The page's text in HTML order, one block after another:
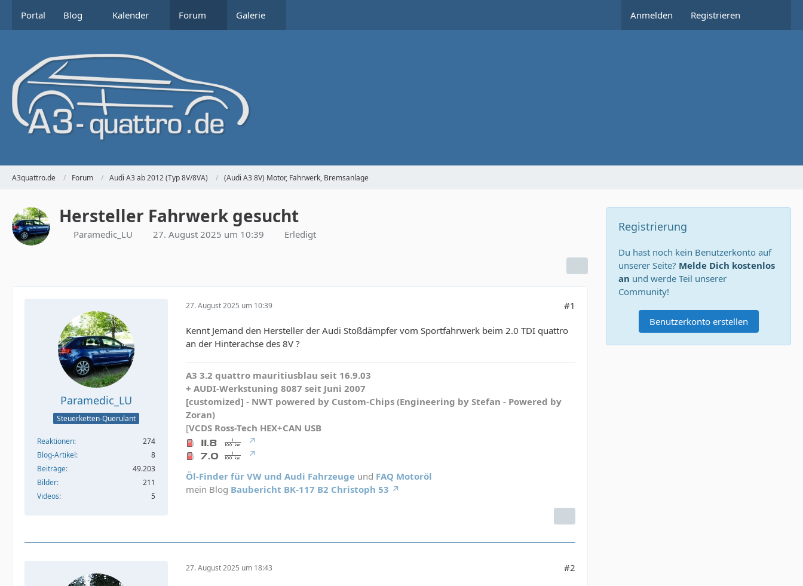
Portal Blog Kalender Forum Galerie Anmelden Registrieren
A3quattro.de Forum Audi A3 ab 2012 (Typ 8V/8VA) (Audi A3 8V) Motor, Fahrwerk, Bremsanlage
Hersteller Fahrwerk gesucht
Paramedic_LU 27. August 2025 um 10:39 Erledigt
Paramedic_LU
Steuerketten-Querulant
Reaktionen
274
Blog-Artikel
8
Beiträge
49.203
Bilder
211
Videos
5
27. August 2025 um 10:39 #1
Kennt Jemand den Hersteller der Audi Stoßdämpfer vom Sportfahrwerk beim 2.0 TDI quattro
an der Hinterachse des 8V ?
A3 3.2 quattro mauritiusblau seit 16.9.03
+ AUDI-Werkstuning 8087 seit Juni 2007
[customized] - NWT powered by Custom-Chips (Engineering by Stefan - Powered by
Zoran)
[VCDS Ross-Tech HEX+CAN USB
Öl-Finder für VW und Audi Fahrzeuge und FAQ Motoröl
mein Blog Baubericht BK-117 B2 Christoph 53
27. August 2025 um 18:43 #2
Registrierung
Du hast noch kein Benutzerkonto auf
unserer Seite? Melde Dich kostenlos
an und werde Teil unserer
Community!
Benutzerkonto erstellen